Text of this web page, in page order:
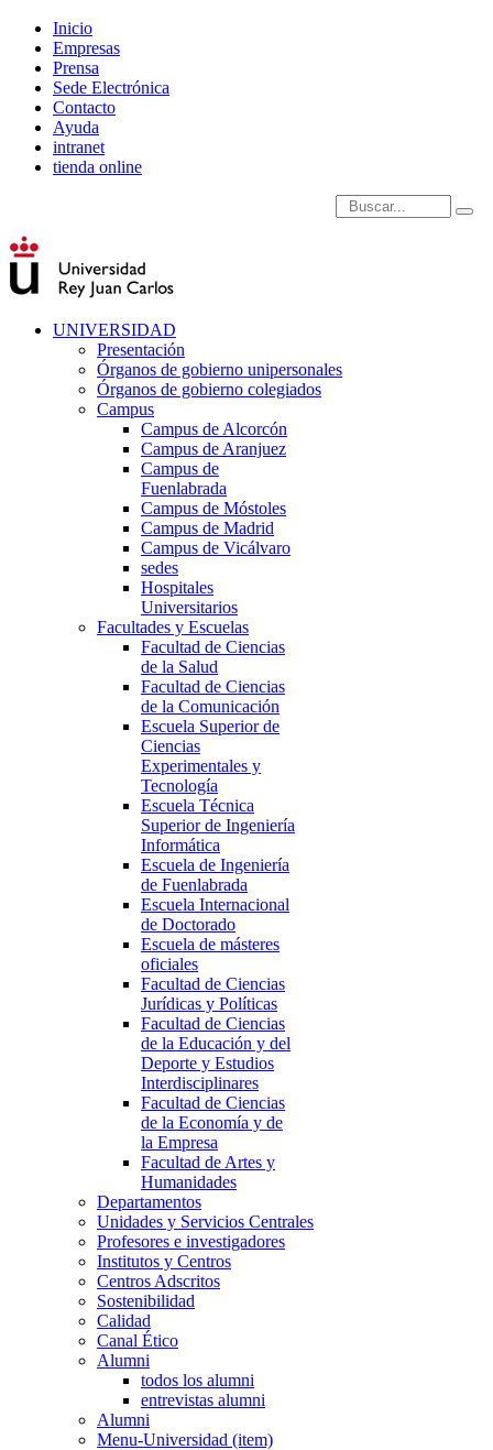
Inicio
Empresas
Prensa
Sede Electrónica
Contacto
Ayuda
intranet
tienda online
Introduce términos de
UNIVERSIDAD
Presentación
Órganos de gobierno unipersonales
Órganos de gobierno colegiados
Campus
Campus de Alcorcón
Campus de Aranjuez
Campus de
Fuenlabrada
Campus de Móstoles
Campus de Madrid
Campus de Vicálvaro
sedes
Hospitales
Universitarios
Facultades y Escuelas
Facultad de Ciencias
de la Salud
Facultad de Ciencias
de la Comunicación
Escuela Superior de
Ciencias
Experimentales y
Tecnología
Escuela Técnica
Superior de Ingeniería
Informática
Escuela de Ingeniería
de Fuenlabrada
Escuela Internacional
de Doctorado
Escuela de másteres
oficiales
Facultad de Ciencias
Jurídicas y Políticas
Facultad de Ciencias
de la Educación y del
Deporte y Estudios
Interdisciplinares
Facultad de Ciencias
de la Economía y de
la Empresa
Facultad de Artes y
Humanidades
Departamentos
Unidades y Servicios Centrales
Profesores e investigadores
Institutos y Centros
Centros Adscritos
Sostenibilidad
Calidad
Canal Ético
Alumni
todos los alumni
entrevistas alumni
Alumni
Menu-Universidad (item)